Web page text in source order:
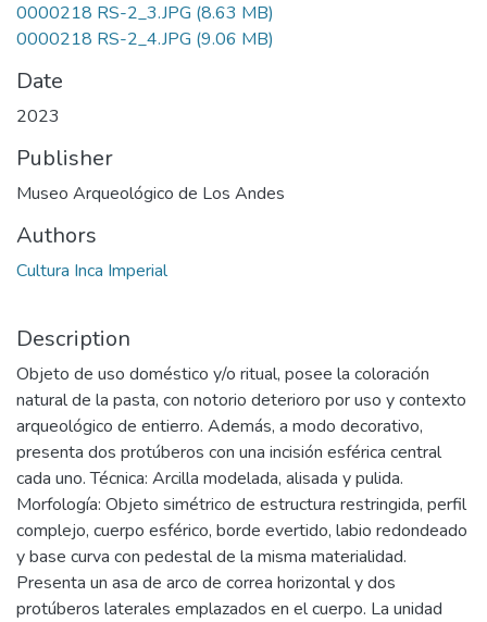
0000218 RS-2_3.JPG (8.63 MB)
0000218 RS-2_4.JPG (9.06 MB)
Date
2023
Publisher
Museo Arqueológico de Los Andes
Authors
Cultura Inca Imperial
Description
Objeto de uso doméstico y/o ritual, posee la coloración
natural de la pasta, con notorio deterioro por uso y contexto
arqueológico de entierro. Además, a modo decorativo,
presenta dos protúberos con una incisión esférica central
cada uno. Técnica: Arcilla modelada, alisada y pulida.
Morfología: Objeto simétrico de estructura restringida, perfil
complejo, cuerpo esférico, borde evertido, labio redondeado
y base curva con pedestal de la misma materialidad.
Presenta un asa de arco de correa horizontal y dos
protúberos laterales emplazados en el cuerpo. La unidad